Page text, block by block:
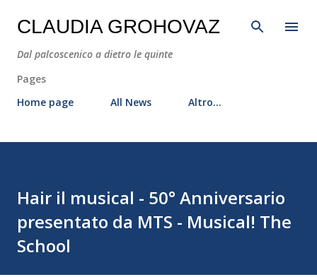
Passa ai contenuti principali
CLAUDIA GROHOVAZ
Dal palcoscenico a dietro le quinte
Pages
Home page
All News Altro…
Hair il musical - 50° Anniversario
presentato da MTS - Musical! The
School